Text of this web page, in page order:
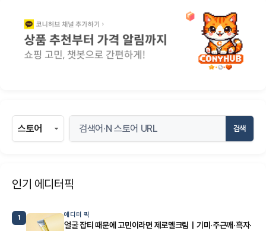
검색
인기 에디터픽
1 에디터 픽
얼굴 잡티 때문에 고민이라면 제로멜크림｜기미·주근깨·흑자·